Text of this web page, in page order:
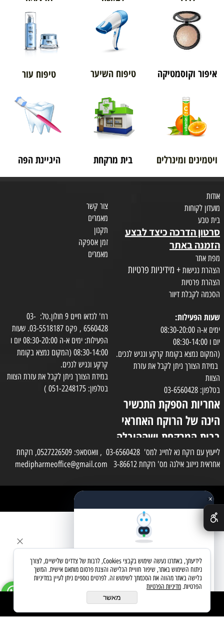
הוסף לסל
איפור וקוסמטיקה טיפוח השיער טיפוח עור
ויטמינים ומינרלים בית מרקחת היגיינת הפה
אודות
מועדון לקוחות
בית טבע
סרטון הדרכה כיצד לבצע
הזמנה באתר
מפת אתר
הצהרת נגישות + מידיניות פרטיות
הצהרת פרטיות
הסכמה לקבלת דיוור
צור קשר
מאמרים
תקנון
זמן אספקה
מאמרים
שעות הפעילות:
ימים א-ה 08:30-20:00
יום ו 08:30-14:00
(המקום נמצא בקומת קרקע ונגיש לנכים.
במידת הצורך ניתן לקבל את עזרת
הצוות
בטלפון: 03-6560428
אחריות הספקת התכשיר
הינה של הרוקח האחראי
בבית המרקחת ושההובלה
בפועל תעשה בעזרת
השליח
רח' לנדאו חיים 9 חולון.טל: 03-
6560428 , פקס 03-5518187. שעות
הפעילות: ימים א-ה 08:30-20:00 יום ו
08:30-14:00 (המקום נמצא בקומת
קרקע ונגיש לנכים.
במידת הצורך ניתן לקבל את עזרת הצוות
בטלפון: 051-2248175 )
לייעוץ עם רוקח נא לחייג למס' 03-6560428 , וואטסאפ: 0527226509, רוקחת
אחראית נייזוב אילנה מס' רוקחת 3-86612 medipharmeoffice@gmail.com
✕×
שאלו את העוזר החכם
מחפשים מוצר? אני כאן כדי לעזור
בואו נתחיל
לידיעתך, באתרנו נעשה שימוש בקבצי Cookies, לרבות של צדדים שלישיים, לצורך
ניתוח השימוש באתר, שיפור חוויית הגלישה והצגת פרסום מותאם אישית. המשך
גלישה באתר מהווה את הסכמתך לשימוש זה. לפרטים נוספים ניתן לעיין במדיניות
הפרטיות. מדיניות הפרטיות
מאשר